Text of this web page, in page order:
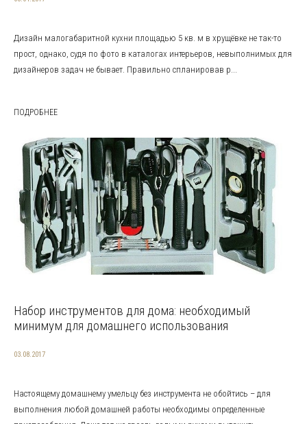
Дизайн малогабаритной кухни площадью 5 кв. м в хрущёвке не так-то
прост, однако, судя по фото в каталогах интерьеров, невыполнимых для
дизайнеров задач не бывает. Правильно спланировав р...
ПОДРОБНЕЕ
Набор инструментов для дома: необходимый
минимум для домашнего использования
03.08.2017
Настоящему домашнему умельцу без инструмента не обойтись – для
выполнения любой домашней работы необходимы определенные